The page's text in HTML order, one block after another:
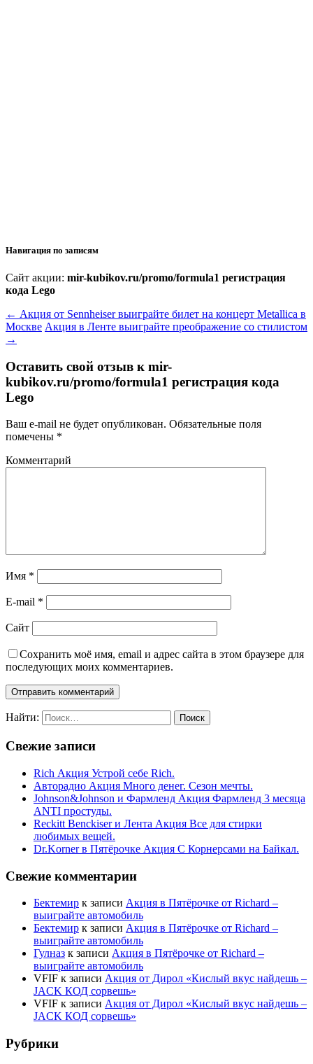
Навигация по записям
Сайт акции: mir-kubikov.ru/promo/formula1 регистрация
кода Lego
← Акция от Sennheiser выиграйте билет на концерт Metallica в
Москве Акция в Ленте выиграйте преображение со стилистом
→
Оставить свой отзыв к mir-
kubikov.ru/promo/formula1 регистрация кода
Lego
Ваш e-mail не будет опубликован. Обязательные поля
помечены *
Комментарий
Имя *
E-mail *
Сайт
Сохранить моё имя, email и адрес сайта в этом браузере для
последующих моих комментариев.
Найти:
Свежие записи
Rich Акция Устрой себе Rich.
Авторадио Акция Много денег. Сезон мечты.
Johnson&Johnson и Фармленд Акция Фармленд 3 месяца
ANTI простуды.
Reckitt Benckiser и Лента Акция Все для стирки
любимых вещей.
Dr.Korner в Пятёрочке Акция С Корнерсами на Байкал.
Свежие комментарии
Бектемир к записи Акция в Пятёрочке от Richard –
выиграйте автомобиль
Бектемир к записи Акция в Пятёрочке от Richard –
выиграйте автомобиль
Гулназ к записи Акция в Пятёрочке от Richard –
выиграйте автомобиль
VFIF к записи Акция от Дирол «Кислый вкус найдешь –
JACK КОД сорвешь»
VFIF к записи Акция от Дирол «Кислый вкус найдешь –
JACK КОД сорвешь»
Рубрики